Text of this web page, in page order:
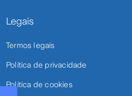
Legais
Termos legais
Política de privacidade
Política de cookies